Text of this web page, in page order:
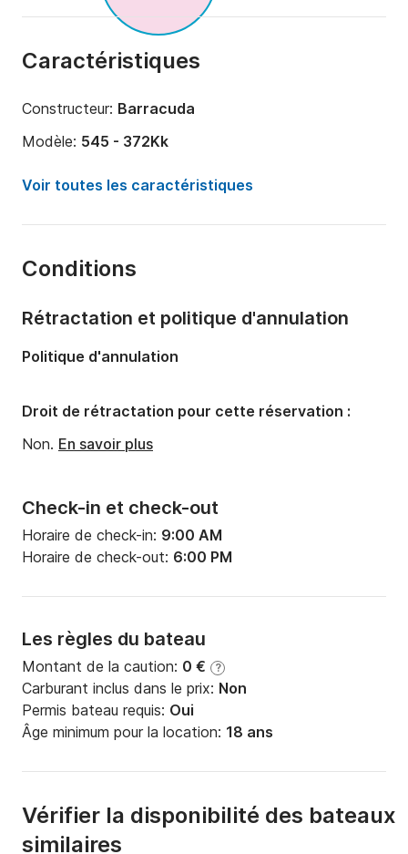
Caractéristiques
Constructeur: Barracuda
Modèle: 545 - 372Kk
Capacité à bord:
Voir toutes les caractéristiques
Conditions
Check-in et check-out
Horaire de check-in: 9:00 AM
Horaire de check-out: 6:00 PM
Les règles du bateau
Montant de la caution: 0 € ?
Carburant inclus dans le prix: Non
Permis bateau requis: Oui
Âge minimum pour la location: 18 ans
Rétractation et politique d'annulation
Politique d'annulation
Droit de rétractation pour cette réservation :
Non. En savoir plus
Vérifier la disponibilité des bateaux
similaires